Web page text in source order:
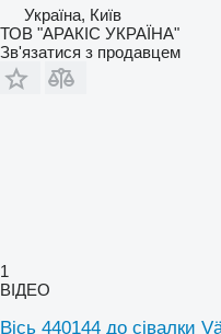
Україна, Київ
ТОВ "АРАКІС УКРАЇНА"
Зв'язатися з продавцем
1
ВІДЕО
Вісь 440144 до сівалки